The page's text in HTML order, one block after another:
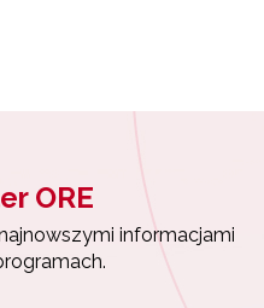
ORE
informacjami